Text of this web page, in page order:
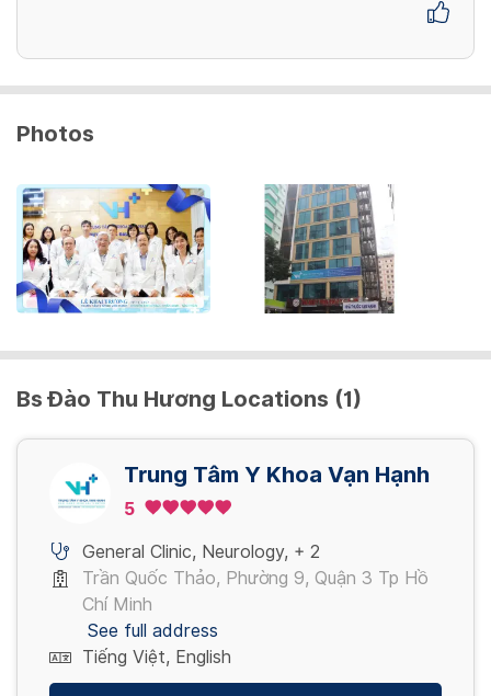
Photos
Bs Đào Thu Hương Locations (1)
Trung Tâm Y Khoa Vạn Hạnh
5
General Clinic, Neurology, + 2
Trần Quốc Thảo, Phường 9, Quận 3 Tp Hồ
Chí Minh
See full address
Tiếng Việt, English